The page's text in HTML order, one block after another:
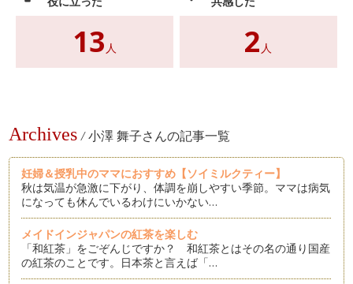
13 人 2 人
Archives / 小澤 舞子さんの記事一覧
妊婦＆授乳中のママにおすすめ【ソイミルクティー】
秋は気温が急激に下がり、体調を崩しやすい季節。ママは病気
になっても休んでいるわけにいかない…
メイドインジャパンの紅茶を楽しむ
「和紅茶」をごぞんじですか？ 和紅茶とはその名の通り国産
の紅茶のことです。日本茶と言えば「…